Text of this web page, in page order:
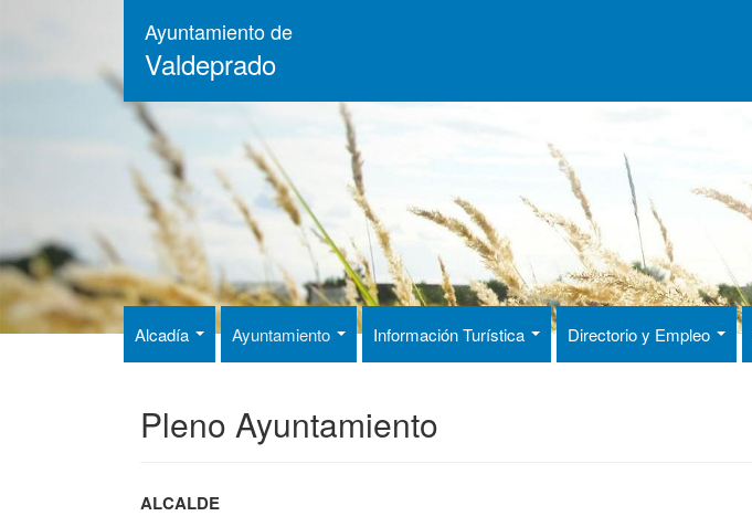
Ayuntamiento de
Valdeprado
Alcadía Ayuntamiento Información Turística Directorio y Empleo
Pleno Ayuntamiento
ALCALDE